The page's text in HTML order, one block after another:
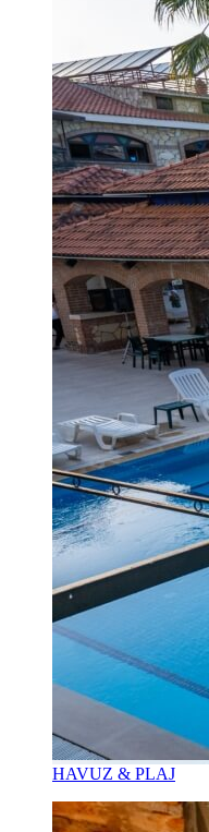
HAVUZ & PLAJ